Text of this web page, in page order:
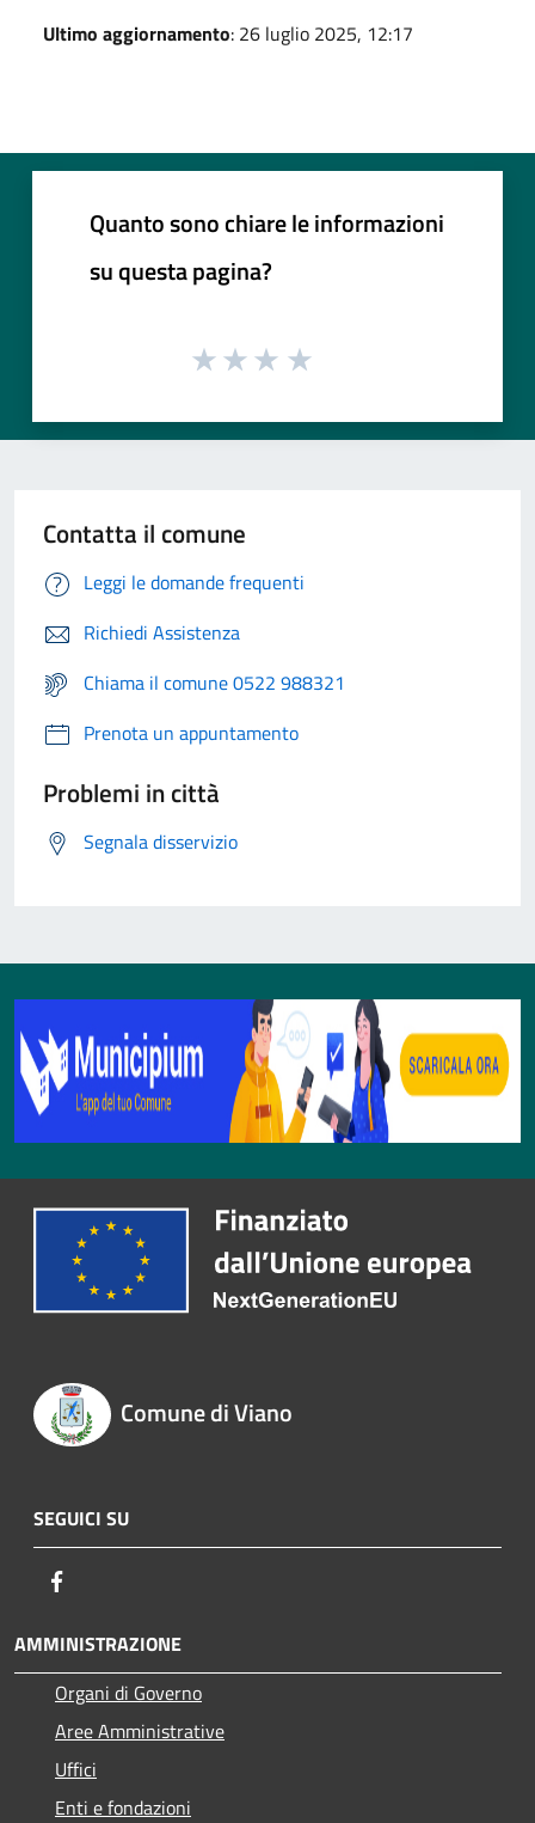
Ultimo aggiornamento: 26 luglio 2025, 12:17
Quanto sono chiare le informazioni
su questa pagina?
Contatta il comune
Leggi le domande frequenti
Richiedi Assistenza
Chiama il comune 0522 988321
Prenota un appuntamento
Problemi in città
Segnala disservizio
Comune di Viano
SEGUICI SU
AMMINISTRAZIONE
Organi di Governo
Aree Amministrative
Uffici
Enti e fondazioni